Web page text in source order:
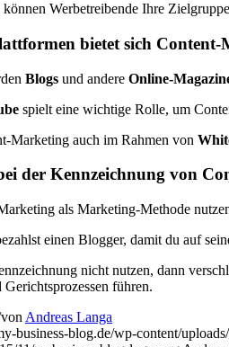
Werbetreibende Ihre
bietet sich
Blogs und andere Online-
spielt eine wichtige Rolle, um
Marketing auch im Rahmen von
der Kennzeichnung von
als Marketing-Methode
einen Blogger, damit du auf
nicht nutzen, dann
führen.
von Andreas Langa
business-blog.de/wp-content/